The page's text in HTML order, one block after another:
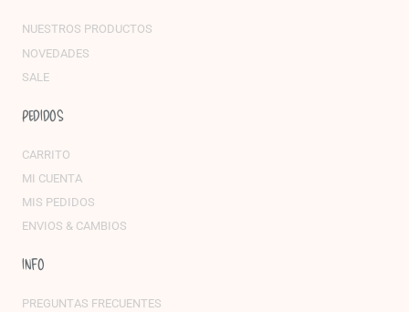
NUESTROS PRODUCTOS
NOVEDADES
SALE
PEDIDOS
CARRITO
MI CUENTA
MIS PEDIDOS
ENVIOS & CAMBIOS
INFO
PREGUNTAS FRECUENTES